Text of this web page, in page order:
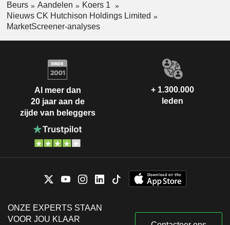
Beurs Aandelen
Koers 1
Nieuws CK Hutchison Holdings Limited
MarketScreener-analyses
Al meer dan
20 jaar aan de
zijde van beleggers
+ 1.300.000
leden
ONZE EXPERTS STAAN
VOOR JOU KLAAR